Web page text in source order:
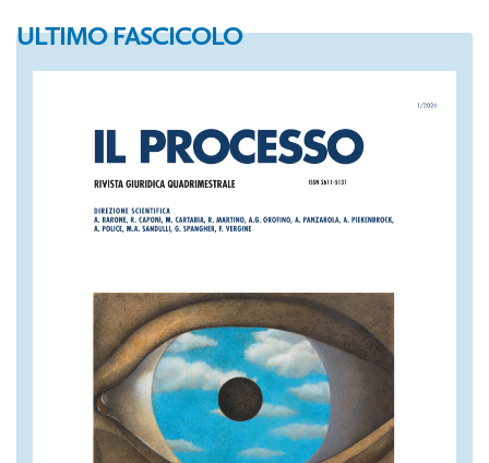
ULTIMO FASCICOLO